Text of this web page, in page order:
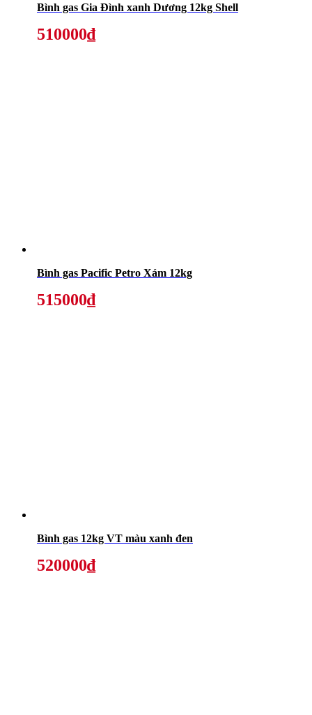
Bình gas Gia Đình xanh Dương 12kg Shell
510000₫
Bình gas Pacific Petro Xám 12kg
515000₫
Bình gas 12kg VT màu xanh đen
520000₫